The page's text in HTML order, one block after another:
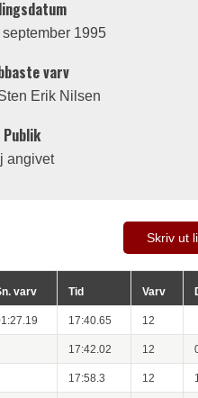
1995
varv
Erik Nilsen
Publik
angivet
Skriv ut
varv Tid Varv
17:40.65 12
17:42.02 12
17:58.3 12